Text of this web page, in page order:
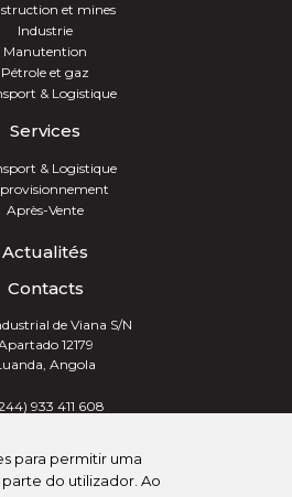
et mines
Industrie
Manutention
Pétrole et gaz
& Logistique
Services
& Logistique
Après-Vente
Actualités
Contacts
de Viana S/N
12179
Angola
933 411 608
GROUP 2026
para permitir uma
do utilizador. Ao